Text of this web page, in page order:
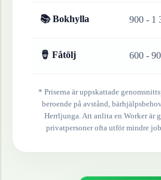
📚 Bokhylla 900 - 1
🪘 Fåtölj 600 -
* Priserna är uppskattade
beroende på avstånd,
Herrljunga. Att anlita en Worker är
privatpersoner ofta utför mindre